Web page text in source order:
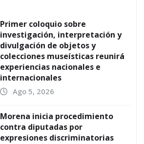
Primer coloquio sobre
investigación, interpretación y
divulgación de objetos y
colecciones museísticas reunirá
experiencias nacionales e
internacionales
Ago 5, 2026
Morena inicia procedimiento
contra diputadas por
expresiones discriminatorias